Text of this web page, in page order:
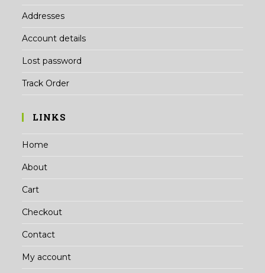
Addresses
Account details
Lost password
Track Order
LINKS
Home
About
Cart
Checkout
Contact
My account